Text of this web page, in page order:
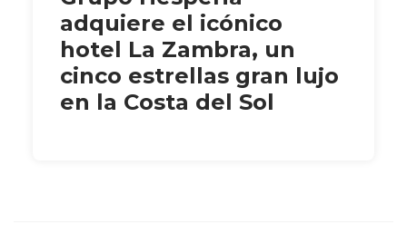
adquiere el icónico
hotel La Zambra, un
cinco estrellas gran lujo
en la Costa del Sol